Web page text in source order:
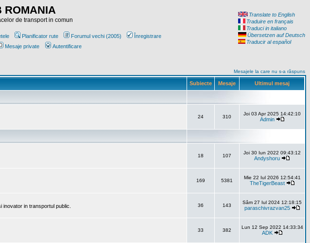
ROMANIA
de transport in comun
Planificator rute Forumul vechi (2005)
Înregistrare
Mesaje private Autentificare
Translate to English
Traduire en français
Traduci in italiano
Übersetzen auf Deutsch
Traducir al español
Mesajele la care nu s-a răspuns
Subiecte Mesaje Ultimul mesaj
24 310
Joi 03 Apr 2025 14:42:10
Admin
18 107
Joi 30 Iun 2022 09:43:12
Andyshoru
169 5381
Mie 22 Iul 2026 12:54:41
TheTigerBeast
in transportul public. 36 143
Sâm 27 Iul 2024 12:18:15
paraschivrazvan25
33 382
Lun 12 Sep 2022 14:33:34
ADK